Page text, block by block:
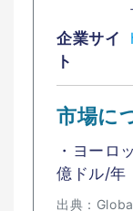
企業サイ
ト
市場に
・ヨーロ
億ドル/年
出典：